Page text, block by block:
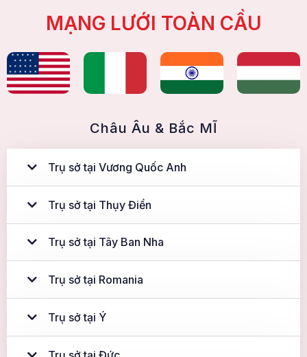
MẠNG LƯỚI TOÀN CẦU
Châu Âu & Bắc MĨ
Trụ sở tại Vương Quốc Anh
Trụ sở tại Thụy Điển
Trụ sở tại Tây Ban Nha
Trụ sở tại Romania
Trụ sở tại Ý